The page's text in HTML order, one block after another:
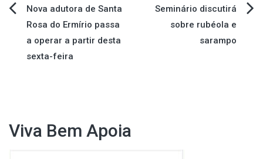
Navegação
de
Nova adutora de Santa
Rosa do Ermírio passa
a operar a partir desta
sexta-feira
Seminário discutirá
sobre rubéola e
sarampo
Viva Bem Apoia